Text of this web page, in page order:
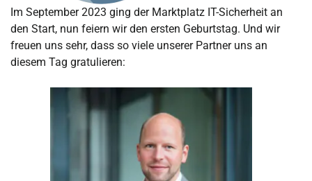
Im September 2023 ging der Marktplatz IT-Sicherheit an
den Start, nun feiern wir den ersten Geburtstag. Und wir
freuen uns sehr, dass so viele unserer Partner uns an
diesem Tag gratulieren: